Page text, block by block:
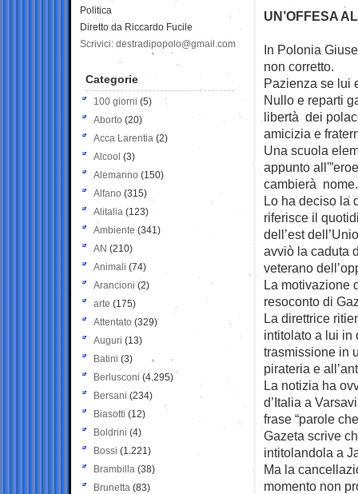
UN’OFFESA
In Polonia
non corretto.
Pazienza se lui
Nullo e reparti
libertà dei
amicizia e
Una scuola
appunto
cambierà nome.
Lo ha deciso la
riferisce il
dell’est
avviò la caduta
veterano
La motivazione
resoconto di
La direttrice
intitolato a lui in
trasmissione in
pirateria e
La notizia ha
d’Italia a
frase “parole
Gazeta scrive
intitolandola a
Ma la
momento non
Politica
Diretto da Riccardo Fucile
Scrivici: destradipopolo@gmail.com
Categorie
100 giorni (5)
Aborto (20)
Acca Larentia (2)
Alcool (3)
Alemanno (150)
Alfano (315)
Alitalia (123)
Ambiente (341)
AN (210)
Animali (74)
Arancioni (2)
arte (175)
Attentato (329)
Auguri (13)
Batini (3)
Berlusconi (4.295)
Bersani (234)
Biasotti (12)
Boldrini (4)
Bossi (1.221)
Brambilla (38)
Brunetta (83)